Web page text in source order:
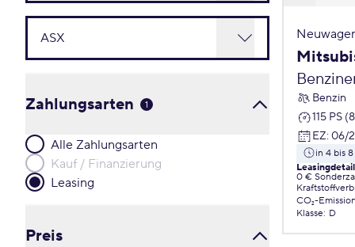
Zahlungsarten 1
Alle Zahlungsarten
Kauf / Finanzierung
Leasing
Preis
Benzin
115 PS
EZ: 06/
in 4 bis
0 €
CO₂-
Klasse: D